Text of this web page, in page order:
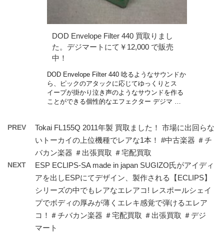
DOD Envelope Filter 440 買取りまし
た。デジマートにて￥12,000 で販売
中！
DOD Envelope Filter 440 唸るようなサウンドか
ら、ピックのアタックに応じてゆっくりとス
イープが掛かり泣き声のようなサウンドを作る
ことができる個性的なエフェクター デジマ …
PREV
Tokai FL155Q 2011年製 買取ました！ 市場に出回らな
いトーカイの上位機種でレアな1本！ #中古楽器 ＃チ
バカン楽器 ＃出張買取 ＃宅配買取
NEXT
ESP ECLIPS-SA made in japan SUGIZO氏がアイディ
アを出しESPにてデザイン、製作される【ECLIPS】
シリーズの中でもレアなエレアコ! レスポールシェイ
プでボディの厚みが薄くエレキ感覚で弾けるエレア
コ！＃チバカン楽器 ＃宅配買取 ＃出張買取 ＃デジ
マート